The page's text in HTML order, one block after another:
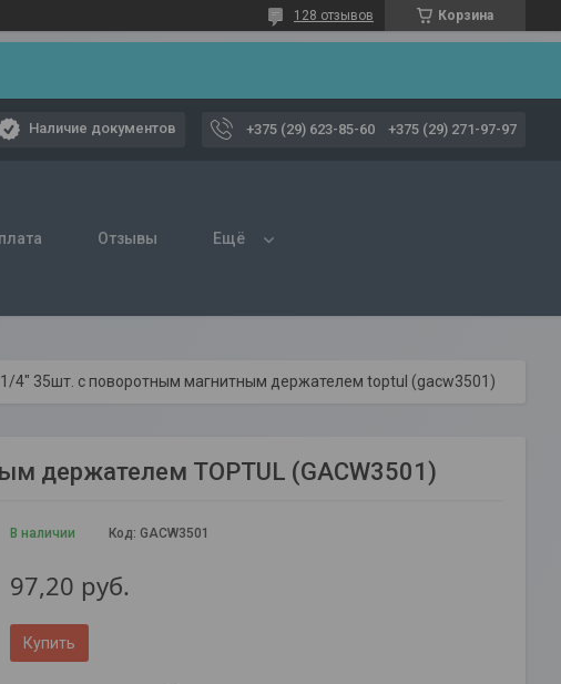
Корзина
128 отзывов
Наличие документов +375 (29) 623-85-60 +375 (29) 271-97-97
Отзывы Ещё
1/4" 35шт. с поворотным магнитным держателем toptul (gacw3501)
держателем TOPTUL (GACW3501)
В наличии Код: GACW3501
97,20 руб.
Купить